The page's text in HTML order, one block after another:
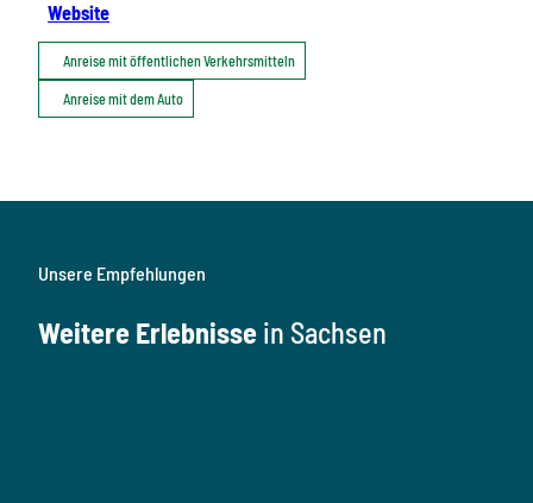
Website
Anreise mit öffentlichen Verkehrsmitteln
Anreise mit dem Auto
Unsere Empfehlungen
Weitere Erlebnisse in Sachsen